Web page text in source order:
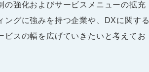
強化およびサービスメニューの拡充
グに強みを持つ企業や、DXに関する
スの幅を広げていきたいと考えてお